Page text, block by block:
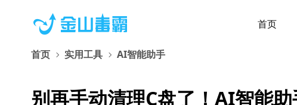
首页
首页 实用工具 AI智能助手
别再手动清理C盘了！AI智能